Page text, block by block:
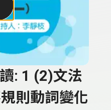
: 1 (2)文法
則動詞變化